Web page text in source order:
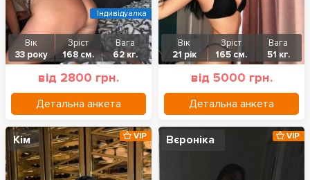
Вік
33 року
Зріст
168 см.
Вага
62 кг.
від 2800 грн.
Детальна анкета
Індивідуалка
Вік
21 рік
Зріст
165 см.
Вага
51 кг.
від 5000 грн.
Детальна анкета
Кім VIP Вєроніка VIP